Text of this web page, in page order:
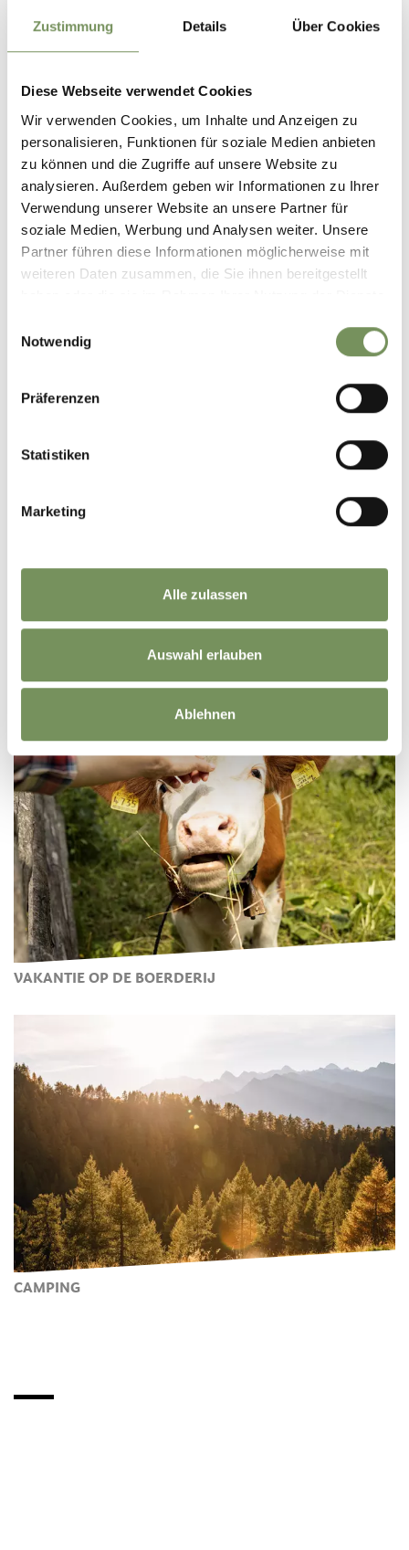
Zustimmung Details Über Cookies
Diese Webseite verwendet Cookies
Wir verwenden Cookies, um Inhalte und Anzeigen zu
personalisieren, Funktionen für soziale Medien anbieten
zu können und die Zugriffe auf unsere Website zu
analysieren. Außerdem geben wir Informationen zu Ihrer
Verwendung unserer Website an unsere Partner für
soziale Medien, Werbung und Analysen weiter. Unsere
Partner führen diese Informationen möglicherweise mit
weiteren Daten zusammen, die Sie ihnen bereitgestellt
Notwendig
Präferenzen
Statistiken
Marketing
Alle zulassen
Auswahl erlauben
Ablehnen
VAKANTIEWONING
VAKANTIE OP DE BOERDERIJ
CAMPING